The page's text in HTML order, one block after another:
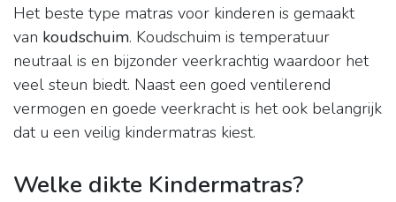
Het beste type matras voor kinderen is gemaakt
van koudschuim. Koudschuim is temperatuur
neutraal is en bijzonder veerkrachtig waardoor het
veel steun biedt. Naast een goed ventilerend
vermogen en goede veerkracht is het ook belangrijk
dat u een veilig kindermatras kiest.
Welke dikte Kindermatras?